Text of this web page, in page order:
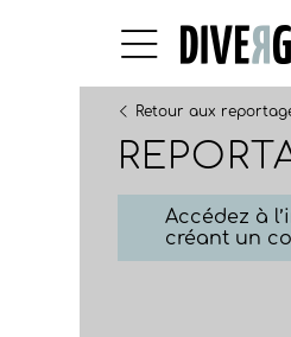
Retour aux
Accédez à
créant un